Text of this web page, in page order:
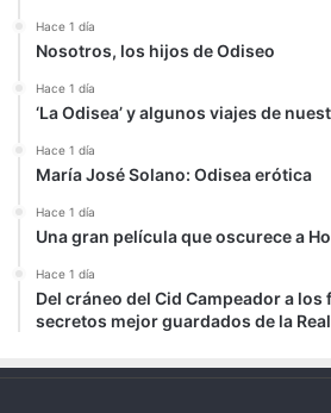
Hace 1 día
Nosotros, los hijos de Odiseo
Hace 1 día
‘La Odisea’ y algunos viajes de
Hace 1 día
María José Solano: Odisea erótica
Hace 1 día
Una gran película que oscurece a
Hace 1 día
Del cráneo del Cid Campeador a
secretos mejor guardados de la